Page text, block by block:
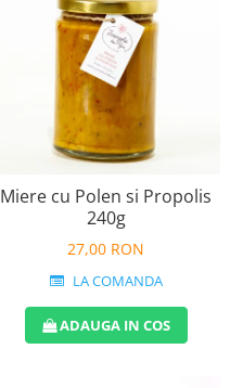
Miere cu Polen si Propolis
240g
27,00 RON
LA COMANDA
ADAUGA IN COS